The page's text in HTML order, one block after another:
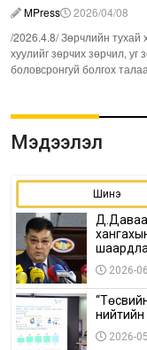
MPress
2026/04/08
/2026.4.8/ Зөрчлийн тухай
хуулийг зөрчих зөрчил,
боловсронгуй болгох
Мэдээлэл
Шинэ
2026-
нийтийн
2026-